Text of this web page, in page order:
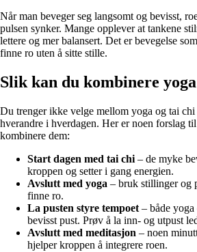
Når man beveger seg langsomt og bevisst,
pulsen synker. Mange opplever at tankene
lettere og mer balansert. Det er bevegelse
finne ro uten å sitte stille.
Slik kan du kombinere
Du trenger ikke velge mellom yoga og tai
hverandre i hverdagen. Her er noen forslag
kombinere dem:
Start dagen med tai chi – de myke
kroppen og setter i gang energien.
Avslutt med yoga – bruk stillinger og
finne ro.
La pusten styre tempoet – både
bevisst pust. Prøv å la inn- og utpust
Avslutt med meditasjon – noen
hjelper kroppen å integrere roen.